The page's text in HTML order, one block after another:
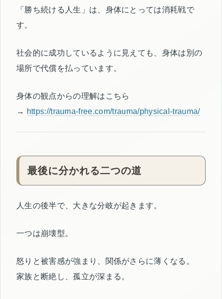
「勝ち続ける人生」は、身体にとっては消耗戦で
す。
社会的に成功しているように見えても、身体は別の
場所で代償を払っています。
身体の観点からの理解はこちら
→ https://trauma-free.com/trauma/physical-trauma/
最後に分かれる二つの道
人生の後半で、大きな分岐が起きます。
一つは崩壊型。
怒りと被害感が強まり、関係がさらに薄くなる。
家族と断絶し、孤立が深まる。